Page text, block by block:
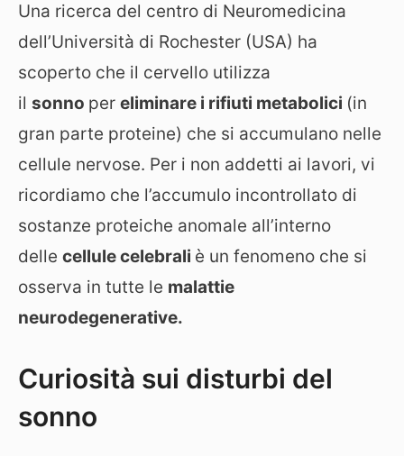
Una ricerca del centro di Neuromedicina
dell’Università di Rochester (USA) ha
scoperto che il cervello utilizza
il sonno per eliminare i rifiuti metabolici (in
gran parte proteine) che si accumulano nelle
cellule nervose. Per i non addetti ai lavori, vi
ricordiamo che l’accumulo incontrollato di
sostanze proteiche anomale all’interno
delle cellule celebrali è un fenomeno che si
osserva in tutte le malattie
neurodegenerative.
Curiosità sui disturbi del
sonno